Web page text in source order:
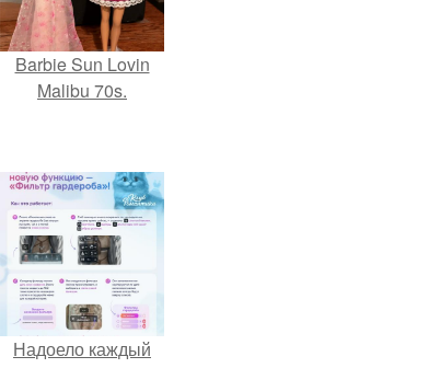
Barbie Sun Lovin
Malibu 70s.
Надоело каждый